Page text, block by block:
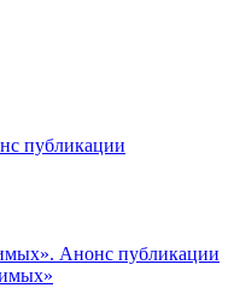
публикации
Анонс публикации